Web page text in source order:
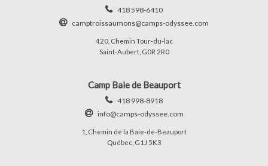
418 598-6410
camptroissaumons@camps-odyssee.com
420, Chemin Tour-du-lac
Saint-Aubert, G0R 2R0
Camp Baie de Beauport
418 998-8918
info@camps-odyssee.com
1, Chemin de la Baie-de-Beauport
Québec, G1J 5K3